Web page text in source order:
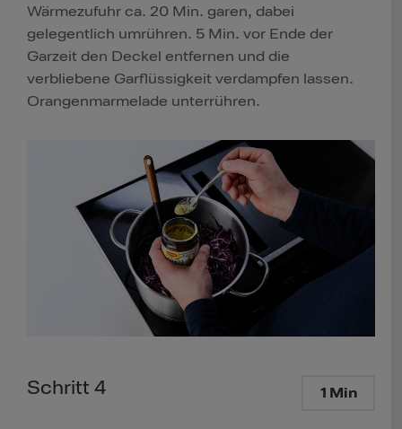
Wärmezufuhr ca. 20 Min. garen, dabei
gelegentlich umrühren. 5 Min. vor Ende der
Garzeit den Deckel entfernen und die
verbliebene Garflüssigkeit verdampfen lassen.
Orangenmarmelade unterrühren.
Schritt 4 1 Min